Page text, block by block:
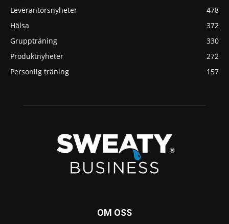
Leverantörsnyheter
478
Hälsa
372
Gruppträning
330
Produktnyheter
272
Personlig träning
157
OM OSS